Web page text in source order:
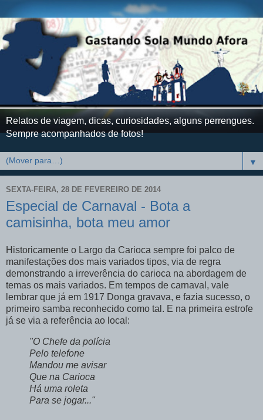
Relatos de viagem, dicas, curiosidades, alguns perrengues.
Sempre acompanhados de fotos!
▼
SEXTA-FEIRA, 28 DE FEVEREIRO DE 2014
Especial de Carnaval - Bota a
camisinha, bota meu amor
Historicamente o Largo da Carioca sempre foi palco de
manifestações dos mais variados tipos, via de regra
demonstrando a irreverência do carioca na abordagem de
temas os mais variados. Em tempos de carnaval, vale
lembrar que já em 1917 Donga gravava, e fazia sucesso, o
primeiro samba reconhecido como tal. E na primeira estrofe
já se via a referência ao local:
"O Chefe da polícia
Pelo telefone
Mandou me avisar
Que na Carioca
Há uma roleta
Para se jogar..."